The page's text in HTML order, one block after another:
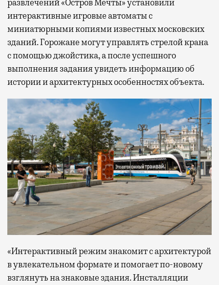
развлечений «Остров Мечты» установили
интерактивные игровые автоматы с
миниатюрными копиями известных московских
зданий. Горожане могут управлять стрелой крана
с помощью джойстика, а после успешного
выполнения задания увидеть информацию об
истории и архитектурных особенностях объекта.
«Интерактивный режим знакомит с архитектурой
в увлекательном формате и помогает по-новому
взглянуть на знаковые здания. Инсталляции